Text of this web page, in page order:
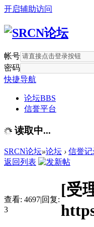
开启辅助访问
帐号
密码
快捷导航
论坛BBS
信誉平台
读取中...
SRCN论坛»论坛 › 信誉记
返回列表
查看: 4697|回复:
3
[受